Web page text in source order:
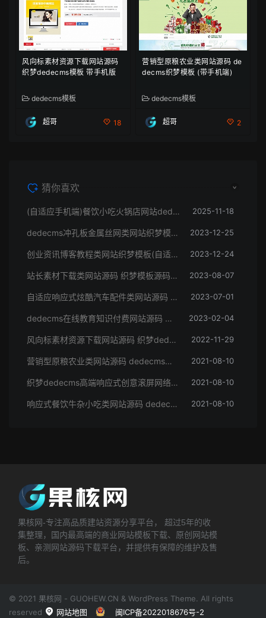
风向标素材资源下载网站源码
织梦dedecms模板 带手机版
dedecms模板
超哥 18
营销型原粮农业类网站源码 de
decms织梦模板 (带手机端)
dedecms模板
超哥 2
猜你喜欢
(自适应手机端)餐饮小吃火锅店网站dedecms源码 2025-11-18
dedecms冲孔板金属丝网类网站织梦模板(带手机端) 2023-12-25
创业资讯博客教程类网站织梦模板(自适应手机端) 2023-12-24
站长素材下载类网站源码 织梦模板源码下载站 2023-08-07
自适应响应式炫酷汽车配件类网站源码 html5高端大气汽车网站织梦模板 2023-07-01
dedecms在线教育知识付费网站源码 织梦模板带手机端集成支付功能评论 2023-02-04
风向标素材资源下载网站源码 织梦dedecms模板 带手机版 2022-11-29
营销型原粮农业类网站源码 dedecms织梦模板 (带手机端) 2021-08-10
织梦dedecms高端响应式创意滚屏网络设计建站公司网站模板 自适应手机端【站长亲测】 2021-08-10
响应式餐饮牛杂小吃类网站源码 dedecms织梦模板 (带手机端) 2021-08-10
果核网-专注高品质建站资源分享平台， 超过5年的收
集整理，国内最高端的商业网站模板下载、原创网站模
板、亲测网站源码下载平台，并提供有保障的维护及售
后。
© 2021 果核网 - GUOHEW.CN & WordPress Theme. All rights
reserved
网站地图 闽ICP备2022018676号-2